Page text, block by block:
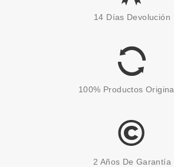
BÁLSAMO DE LABIOS 03
2.49€
14 Días Devolución
100% Productos
2 Años De Garantía